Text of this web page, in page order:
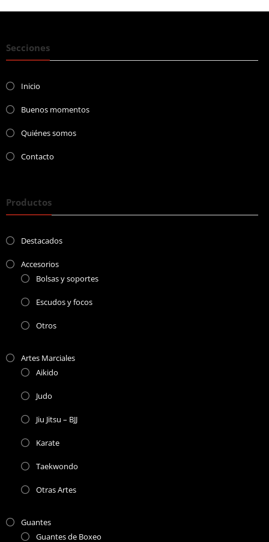
Secciones
Inicio
Buenos momentos
Quiénes somos
Contacto
Productos
Destacados
Accesorios
Bolsas y soportes
Escudos y focos
Otros
Artes Marciales
Aikido
Judo
Jiu Jitsu – BJJ
Karate
Taekwondo
Otras Artes
Guantes
Guantes de Boxeo